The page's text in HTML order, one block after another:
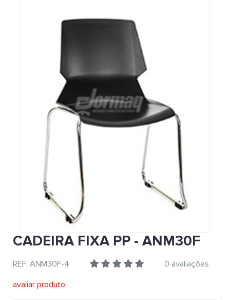
CADEIRA FIXA PP - ANM30F
REF: ANM30F-4
0 avaliações
avaliar produto